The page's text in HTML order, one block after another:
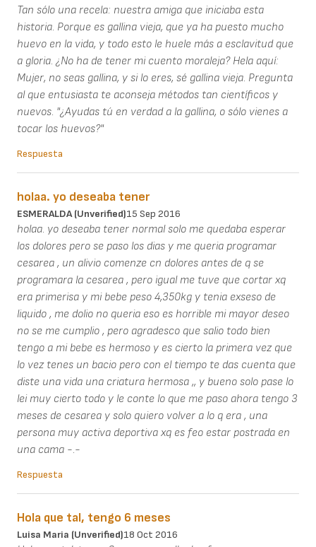
Tan sólo una recela: nuestra amiga que iniciaba esta
historia. Porque es gallina vieja, que ya ha puesto mucho
huevo en la vida, y todo esto le huele más a esclavitud que
a gloria. ¿No ha de tener mi cuento moraleja? Hela aquí:
Mujer, no seas gallina, y si lo eres, sé gallina vieja. Pregunta
al que entusiasta te aconseja métodos tan científicos y
nuevos. "¿Ayudas tú en verdad a la gallina, o sólo vienes a
tocar los huevos?"
Respuesta
holaa. yo deseaba tener
ESMERALDA (unverified)15 Sep 2016
holaa. yo deseaba tener normal solo me quedaba esperar
los dolores pero se paso los dias y me queria programar
cesarea , un alivio comenze cn dolores antes de q se
programara la cesarea , pero igual me tuve que cortar xq
era primerisa y mi bebe peso 4,350kg y tenia exseso de
liquido , me dolio no queria eso es horrible mi mayor deseo
no se me cumplio , pero agradesco que salio todo bien
tengo a mi bebe es hermoso y es cierto la primera vez que
lo vez tenes un bacio pero con el tiempo te das cuenta que
diste una vida una criatura hermosa ,, y bueno solo pase lo
lei muy cierto todo y le conte lo que me paso ahora tengo 3
meses de cesarea y solo quiero volver a lo q era , una
persona muy activa deportiva xq es feo estar postrada en
una cama -.-
Respuesta
Hola que tal, tengo 6 meses
Luisa Maria (unverified)18 Oct 2016